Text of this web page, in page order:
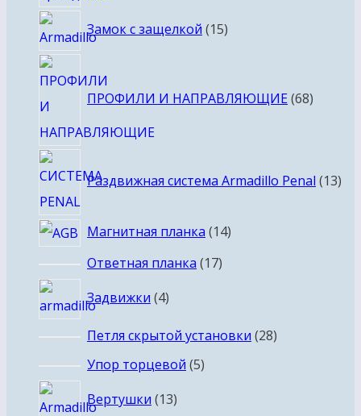
Замок с защелкой 1515
ПРОФИЛИ И НАПРАВЛЯЮЩИЕ 68
Раздвижная система Armadillo Penal 13
Магнитная планка 1414
Ответная планка 1717
Задвижки 44
Петля скрытой установки 2828
Упор торцевой 55
Вертушки 1313